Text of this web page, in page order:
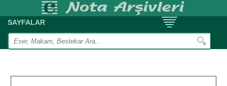
SAYFALAR